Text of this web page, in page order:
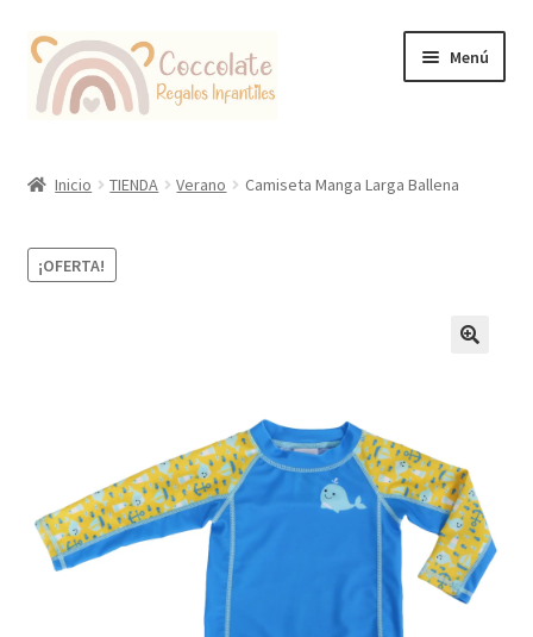
Ir
la
Ir
contenido
Menú
Inicio TIENDA Verano Camiseta Manga Larga Ballena
¡OFERTA!